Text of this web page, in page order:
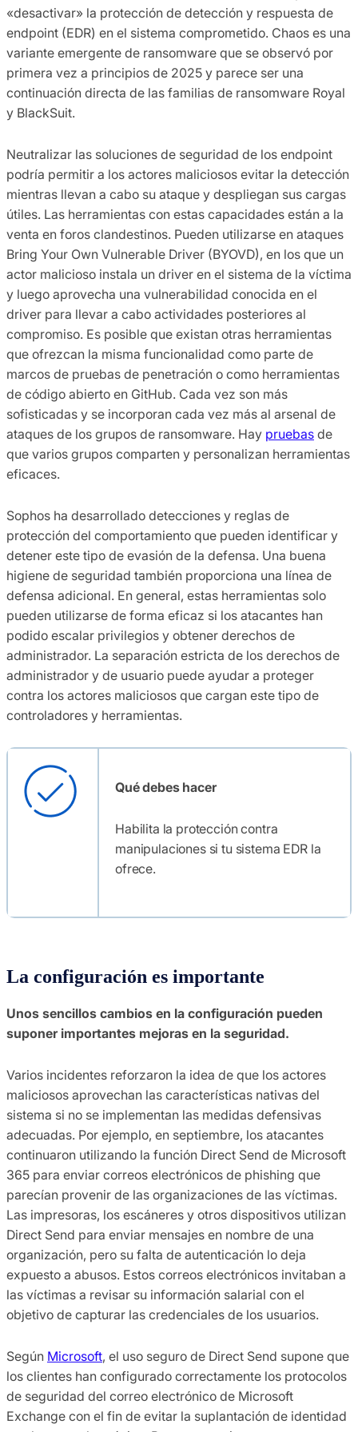
«desactivar» la protección de detección y respuesta de
endpoint (EDR) en el sistema comprometido. Chaos es una
variante emergente de ransomware que se observó por
primera vez a principios de 2025 y parece ser una
continuación directa de las familias de ransomware Royal
y BlackSuit.
Neutralizar las soluciones de seguridad de los endpoint
podría permitir a los actores maliciosos evitar la detección
mientras llevan a cabo su ataque y despliegan sus cargas
útiles. Las herramientas con estas capacidades están a la
venta en foros clandestinos. Pueden utilizarse en ataques
Bring Your Own Vulnerable Driver (BYOVD), en los que un
actor malicioso instala un driver en el sistema de la víctima
y luego aprovecha una vulnerabilidad conocida en el
driver para llevar a cabo actividades posteriores al
compromiso. Es posible que existan otras herramientas
que ofrezcan la misma funcionalidad como parte de
marcos de pruebas de penetración o como herramientas
de código abierto en GitHub. Cada vez son más
sofisticadas y se incorporan cada vez más al arsenal de
ataques de los grupos de ransomware. Hay pruebas de
que varios grupos comparten y personalizan herramientas
eficaces.
Sophos ha desarrollado detecciones y reglas de
protección del comportamiento que pueden identificar y
detener este tipo de evasión de la defensa. Una buena
higiene de seguridad también proporciona una línea de
defensa adicional. En general, estas herramientas solo
pueden utilizarse de forma eficaz si los atacantes han
podido escalar privilegios y obtener derechos de
administrador. La separación estricta de los derechos de
administrador y de usuario puede ayudar a proteger
contra los actores maliciosos que cargan este tipo de
controladores y herramientas.
Qué debes hacer
Habilita la protección contra
manipulaciones si tu sistema EDR la
ofrece.
La configuración es importante
Unos sencillos cambios en la configuración pueden
suponer importantes mejoras en la seguridad.
Varios incidentes reforzaron la idea de que los actores
maliciosos aprovechan las características nativas del
sistema si no se implementan las medidas defensivas
adecuadas. Por ejemplo, en septiembre, los atacantes
continuaron utilizando la función Direct Send de Microsoft
365 para enviar correos electrónicos de phishing que
parecían provenir de las organizaciones de las víctimas.
Las impresoras, los escáneres y otros dispositivos utilizan
Direct Send para enviar mensajes en nombre de una
organización, pero su falta de autenticación lo deja
expuesto a abusos. Estos correos electrónicos invitaban a
las víctimas a revisar su información salarial con el
objetivo de capturar las credenciales de los usuarios.
Según Microsoft, el uso seguro de Direct Send supone que
los clientes han configurado correctamente los protocolos
de seguridad del correo electrónico de Microsoft
Exchange con el fin de evitar la suplantación de identidad